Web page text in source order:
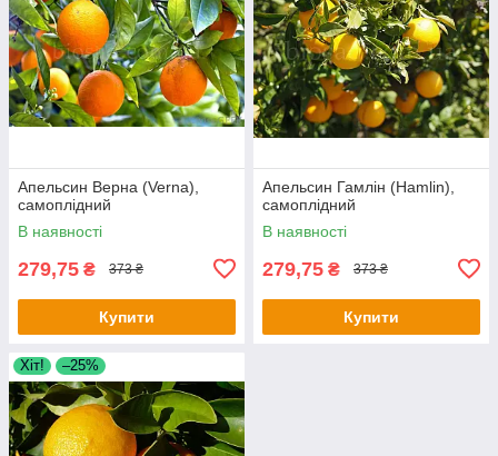
Апельсин Верна (Verna),
самоплідний
В наявності
279,75 ₴ 373 ₴
Купити
Апельсин Гамлін (Hamlin),
самоплідний
В наявності
279,75 ₴ 373 ₴
Купити
Хіт! –25%